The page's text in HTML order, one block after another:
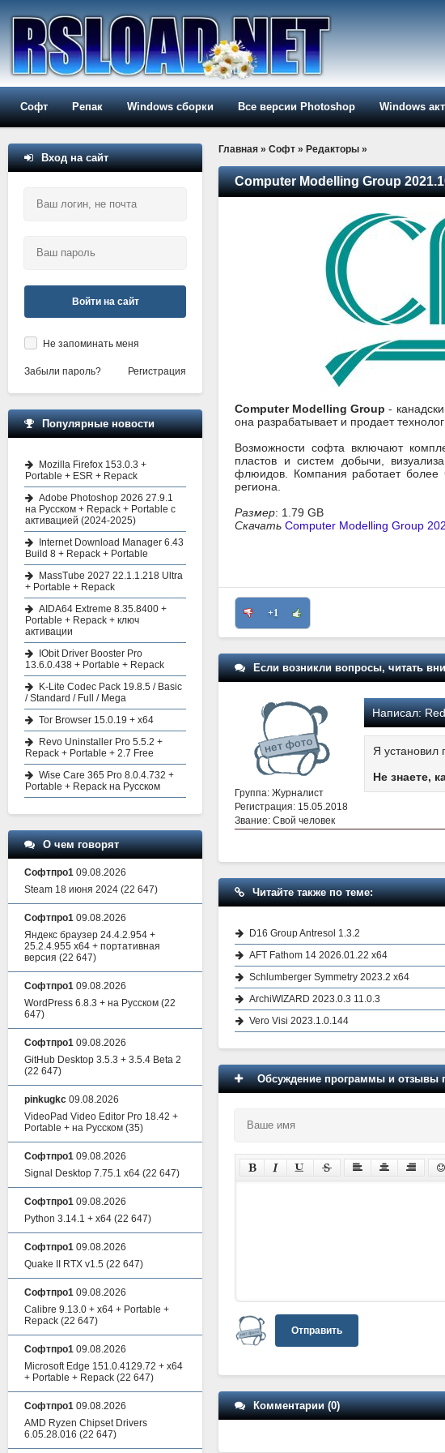
Софт Репак Windows сборки Все версии Photoshop Windows
Главная » Софт » Редакторы »
Computer Modelling Group
Computer Modelling Group -
она разрабатывает и продает
Возможности софта включают
пластов и систем добычи,
флюидов. Компания работает более
региона.
Размер: 1.79 GB
Скачать Computer Modelling Group
+1
Если возникли вопросы, читать
Группа: Журналист
Регистрация: 15.05.2018
Звание: Свой человек
Написал:
Я установил
Не знаете,
Читайте также по теме:
D16 Group Antresol 1.3.2
AFT Fathom 14 2026.01.22 x64
Schlumberger Symmetry 2023.2 x64
ArchiWIZARD 2023.0.3 11.0.3
Vero Visi 2023.1.0.144
Обсуждение программы и отзывы
Отправить
Комментарии (0)
Вход на сайт
Войти на сайт
Не запоминать меня
Забыли пароль? Регистрация
Популярные новости
Mozilla Firefox 153.0.3 +
Portable + ESR + Repack
Adobe Photoshop 2026 27.9.1
на Русском + Repack + Portable с
активацией (2024-2025)
Internet Download Manager 6.43
Build 8 + Repack + Portable
MassTube 2027 22.1.1.218 Ultra
+ Portable + Repack
AIDA64 Extreme 8.35.8400 +
Portable + Repack + ключ
активации
IObit Driver Booster Pro
13.6.0.438 + Portable + Repack
K-Lite Codec Pack 19.8.5 / Basic
/ Standard / Full / Mega
Tor Browser 15.0.19 + x64
Revo Uninstaller Pro 5.5.2 +
Repack + Portable + 2.7 Free
Wise Care 365 Pro 8.0.4.732 +
Portable + Repack на Русском
О чем говорят
Софтпро1 09.08.2026
Steam 18 июня 2024 (22 647)
Софтпро1 09.08.2026
Яндекс браузер 24.4.2.954 +
25.2.4.955 x64 + портативная
версия (22 647)
Софтпро1 09.08.2026
WordPress 6.8.3 + на Русском (22
647)
Софтпро1 09.08.2026
GitHub Desktop 3.5.3 + 3.5.4 Beta 2
(22 647)
pinkugkc 09.08.2026
VideoPad Video Editor Pro 18.42 +
Portable + на Русском (35)
Софтпро1 09.08.2026
Signal Desktop 7.75.1 x64 (22 647)
Софтпро1 09.08.2026
Python 3.14.1 + x64 (22 647)
Софтпро1 09.08.2026
Quake II RTX v1.5 (22 647)
Софтпро1 09.08.2026
Calibre 9.13.0 + x64 + Portable +
Repack (22 647)
Софтпро1 09.08.2026
Microsoft Edge 151.0.4129.72 + x64
+ Portable + Repack (22 647)
Софтпро1 09.08.2026
AMD Ryzen Chipset Drivers
6.05.28.016 (22 647)